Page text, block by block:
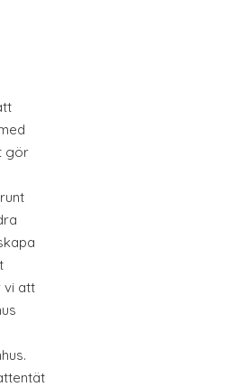
gör
vi att